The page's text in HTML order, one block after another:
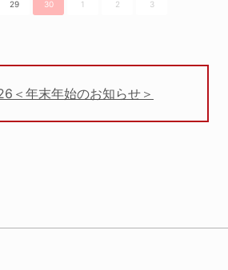
29 30 1 2 3
＜年末年始のお知らせ＞